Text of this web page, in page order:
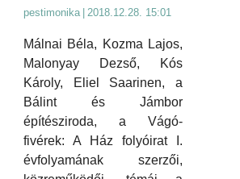
pestimonika 2018.12.28. 15:01
Málnai Béla, Kozma Lajos,
Malonyay Dezső, Kós
Károly, Eliel Saarinen, a
Bálint és Jámbor
építésziroda, a Vágó-
fivérek: A Ház folyóirat I.
évfolyamának szerzői,